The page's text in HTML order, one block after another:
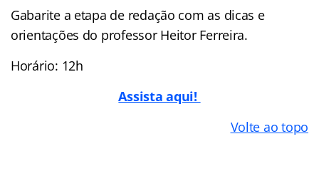
Gabarite a etapa de redação com as dicas e
orientações do professor Heitor Ferreira.
Horário: 12h
Assista aqui!
Volte ao topo